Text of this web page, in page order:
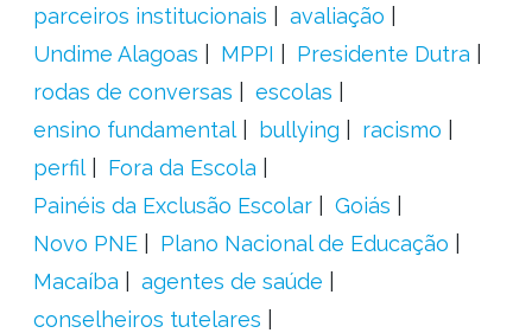
parceiros institucionais
avaliação
Undime Alagoas
MPPI
Presidente Dutra
rodas de conversas
escolas
ensino fundamental
bullying
racismo
perfil
Fora da Escola
Painéis da Exclusão Escolar
Goiás
Novo PNE
Plano Nacional de Educação
Macaíba
agentes de saúde
conselheiros tutelares